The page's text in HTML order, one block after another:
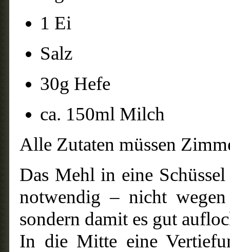
1 Ei
Salz
30g Hefe
ca. 150ml Milch
Alle Zutaten müssen
Das Mehl in eine
notwendig – nicht
sondern damit es gut
In die Mitte eine